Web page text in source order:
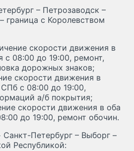
– Петрозаводск –
граница с Королевством
скорости движения в
с 08:00 до 19:00, ремонт,
дорожных знаков;
скорости движения в
с 08:00 до 19:00,
а/б покрытия;
скорости движения в оба
до 19:00, ремонт обочин.
Санкт-Петербург – Выборг –
Республикой: